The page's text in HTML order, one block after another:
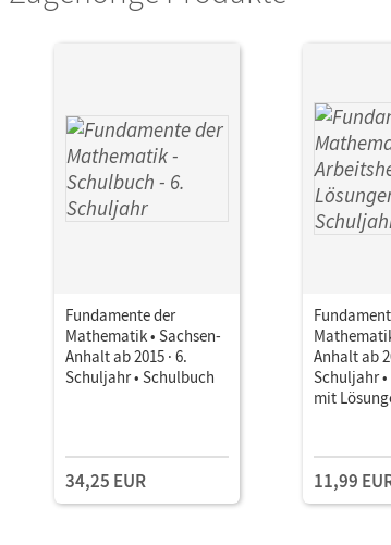
Quante, Melanie; Pallack, Andreas;
Fundamente der
Mathematik • Sachsen-
Anhalt ab 2015 · 6.
Schuljahr • Schulbuch
34,25 EUR
Anhalt ab
Schuljahr
mit
11,99